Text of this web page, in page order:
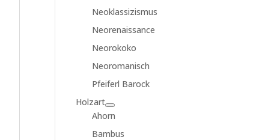
Neoklassizismus
Neorenaissance
Neorokoko
Neoromanisch
Pfeiferl Barock
Holzart
Ahorn
Bambus